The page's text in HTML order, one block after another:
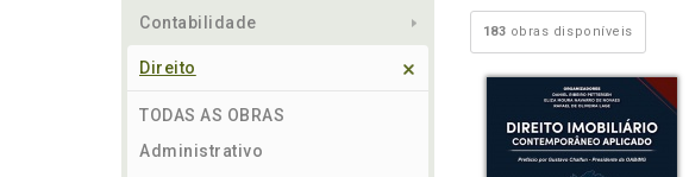
Contabilidade
Direito
TODAS AS OBRAS
Administrativo
183 obras disponíveis